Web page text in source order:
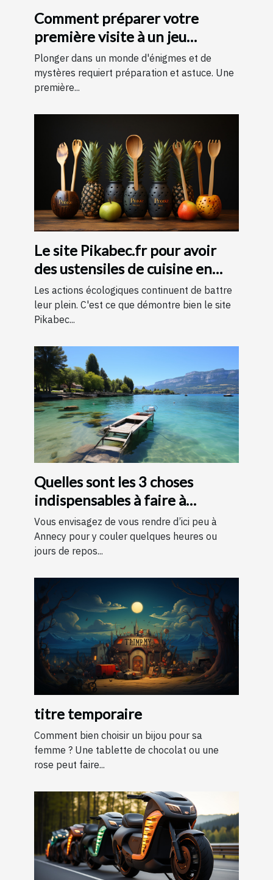
Comment préparer votre
première visite à un jeu
d'évasion : conseils et astuces
pour une expérience
mémorable
Plonger dans un monde d'énigmes et de
mystères requiert préparation et astuce. Une
première...
Le site Pikabec.fr pour avoir
des ustensiles de cuisine en
bois
Les actions écologiques continuent de battre
leur plein. C'est ce que démontre bien le site
Pikabec...
Quelles sont les 3 choses
indispensables à faire à
Annecy ?
Vous envisagez de vous rendre d’ici peu à
Annecy pour y couler quelques heures ou
jours de repos...
titre temporaire
Comment bien choisir un bijou pour sa
femme ? Une tablette de chocolat ou une
rose peut faire...